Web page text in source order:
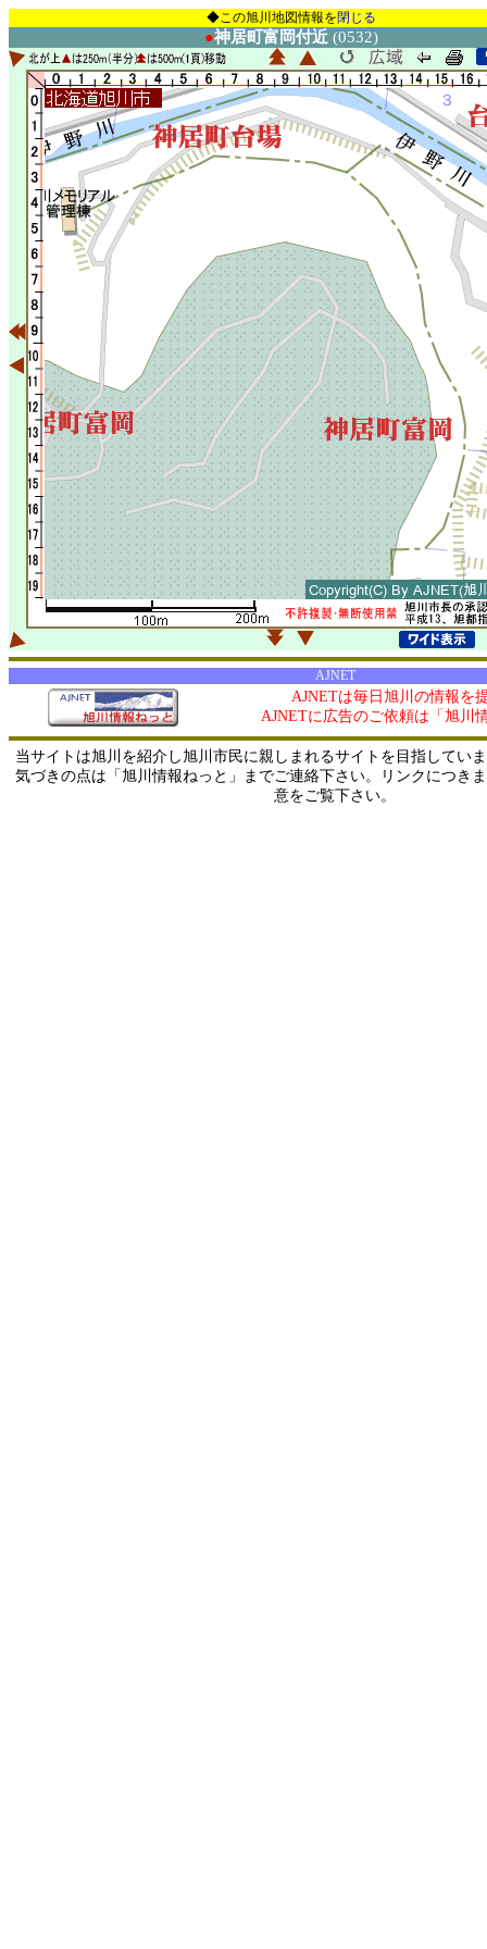
◆この旭川地図情報を閉じる
●神居町富岡付近 (0532)
AJNET
AJNETは毎日旭川の情報を
AJNETに広告のご依頼は「旭川
当サイトは旭川を紹介し旭川市民に親しまれるサイトを目指してい
気づきの点は「旭川情報ねっと」までご連絡下さい。リンクにつき
意をご覧下さい。